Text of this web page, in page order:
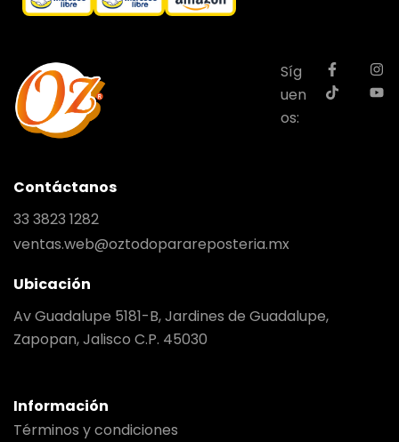
Síg
uen
os:
Contáctanos
33 3823 1282
ventas.web@oztodoparareposteria.mx
Ubicación
Av Guadalupe 5181-B, Jardines de Guadalupe,
Zapopan, Jalisco C.P. 45030
Información
Términos y condiciones